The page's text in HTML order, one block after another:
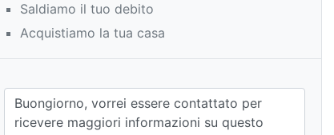
Saldiamo il tuo debito
Acquistiamo la tua casa